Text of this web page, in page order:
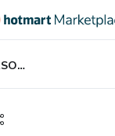
MATRÍCULA - CURSO DE CAPACITAÇÃO - AUXILIAR DE SALA DE ULTRASSOM - PRESENCIAL E OU AO VIVO E ONLINE